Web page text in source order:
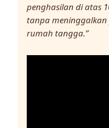
penghasilan di atas
tanpa
rumah tangga.”